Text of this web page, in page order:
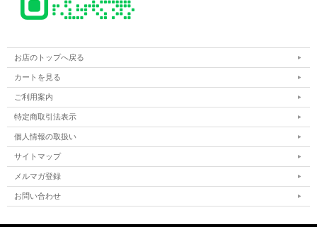
お店のトップへ戻る
カートを見る
ご利用案内
特定商取引法表示
個人情報の取扱い
サイトマップ
メルマガ登録
お問い合わせ